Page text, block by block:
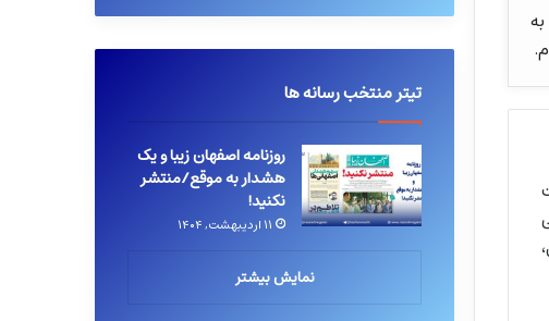
تیتر منتخب رسانه ها
روزنامه اصفهان زیبا و یک
هشدار به موقع/منتشر
نکنید!
۱۱ اردیبهشت, ۱۴۰۴
نمایش بیشتر